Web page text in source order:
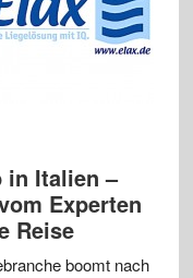
in Italien –
Experten
Reise
boomt nach